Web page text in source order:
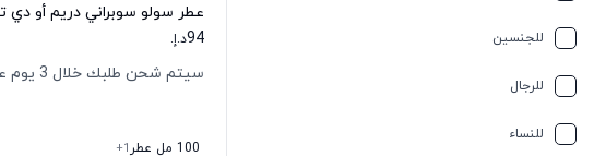
للجنسين
للرجال
للنساء
94د.إ.
سيتم شحن طلبك خلال 3 يوم عمل
100 مل عطر +1